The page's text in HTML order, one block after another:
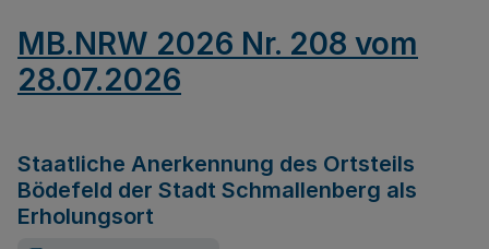
MB.NRW 2026 Nr. 208 vom
28.07.2026
Staatliche Anerkennung des Ortsteils
Bödefeld der Stadt Schmallenberg als
Erholungsort